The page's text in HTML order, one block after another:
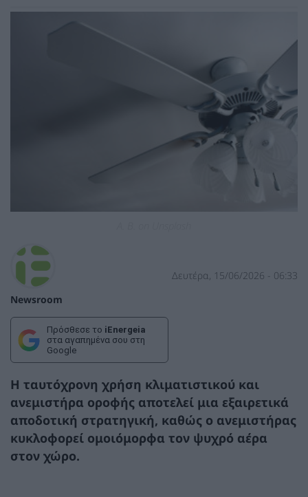
Newsroom
Δευτέρα, 15/06/2026 - 06:33
Πρόσθεσε το iEnergeia
στα αγαπημένα σου στη
Google
Η ταυτόχρονη χρήση κλιματιστικού και
ανεμιστήρα οροφής αποτελεί μια εξαιρετικά
αποδοτική στρατηγική, καθώς ο ανεμιστήρας
κυκλοφορεί ομοιόμορφα τον ψυχρό αέρα
στον χώρο.